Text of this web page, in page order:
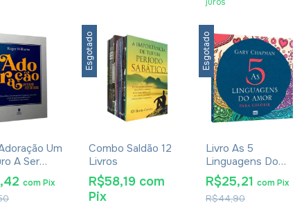
Um
A Ser
- Roger
comPix
Esgotado
Combo Saldão 12
Livros
R$58,19 com
Pix
Esgotado
Livro As 5
Linguagens Do
Amor Para Colorir -
Gary Champlin
R$44,90
R$25,21 comPix